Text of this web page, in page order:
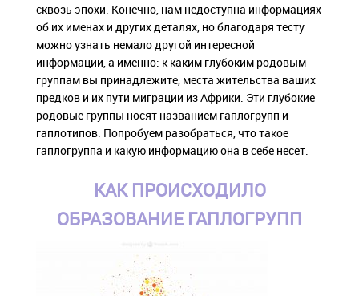
сквозь эпохи. Конечно, нам недоступна информациях
об их именах и других деталях, но благодаря тесту
можно узнать немало другой интересной
информации, а именно: к каким глубоким родовым
группам вы принадлежите, места жительства ваших
предков и их пути миграции из Африки. Эти глубокие
родовые группы носят названием гаплогрупп и
гаплотипов. Попробуем разобраться, что такое
гаплогруппа и какую информацию она в себе несет.
КАК ПРОИСХОДИЛО
ОБРАЗОВАНИЕ ГАПЛОГРУПП